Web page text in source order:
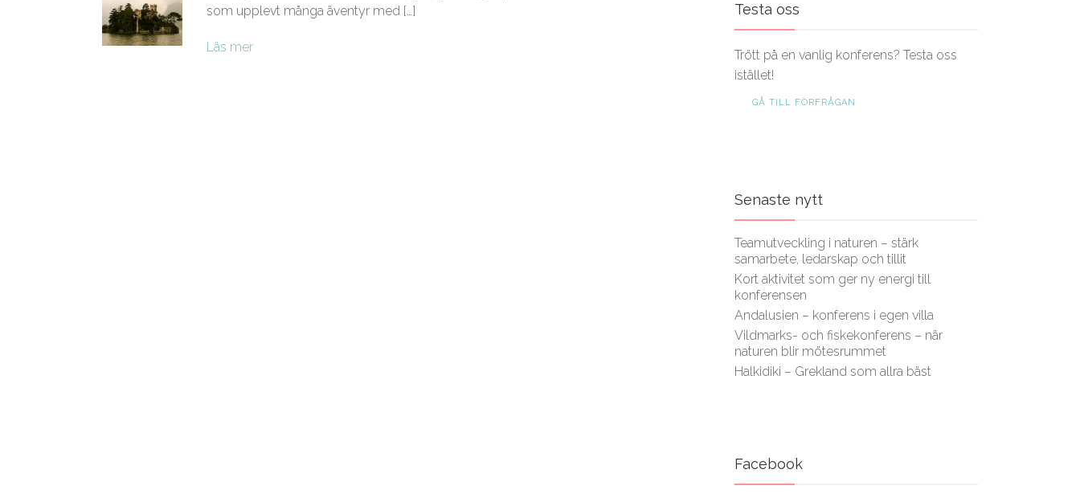
som upplevt många äventyr med […]
Läs mer
Testa oss
Trött på en vanlig konferens? Testa oss
istället!
GÅ TILL FÖRFRÅGAN
Senaste nytt
Teamutveckling i naturen – stärk
samarbete, ledarskap och tillit
Kort aktivitet som ger ny energi till
konferensen
Andalusien – konferens i egen villa
Vildmarks- och fiskekonferens – när
naturen blir mötesrummet
Halkidiki – Grekland som allra bäst
Facebook